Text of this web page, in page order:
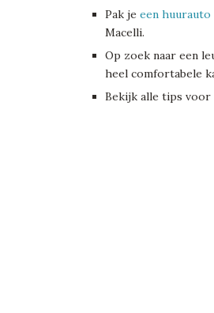
Pak je een huurauto
Macelli.
Op zoek naar een
heel comfortabele
Bekijk alle tips voor